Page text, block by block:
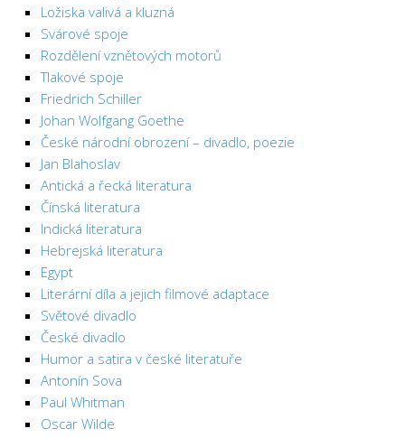
Ložiska valivá a kluzná
Svárové spoje
Rozdělení vznětových motorů
Tlakové spoje
Friedrich Schiller
Johan Wolfgang Goethe
České národní obrození – divadlo, poezie
Jan Blahoslav
Antická a řecká literatura
Čínská literatura
Indická literatura
Hebrejská literatura
Egypt
Literární díla a jejich filmové adaptace
Světové divadlo
České divadlo
Humor a satira v české literatuře
Antonín Sova
Paul Whitman
Oscar Wilde